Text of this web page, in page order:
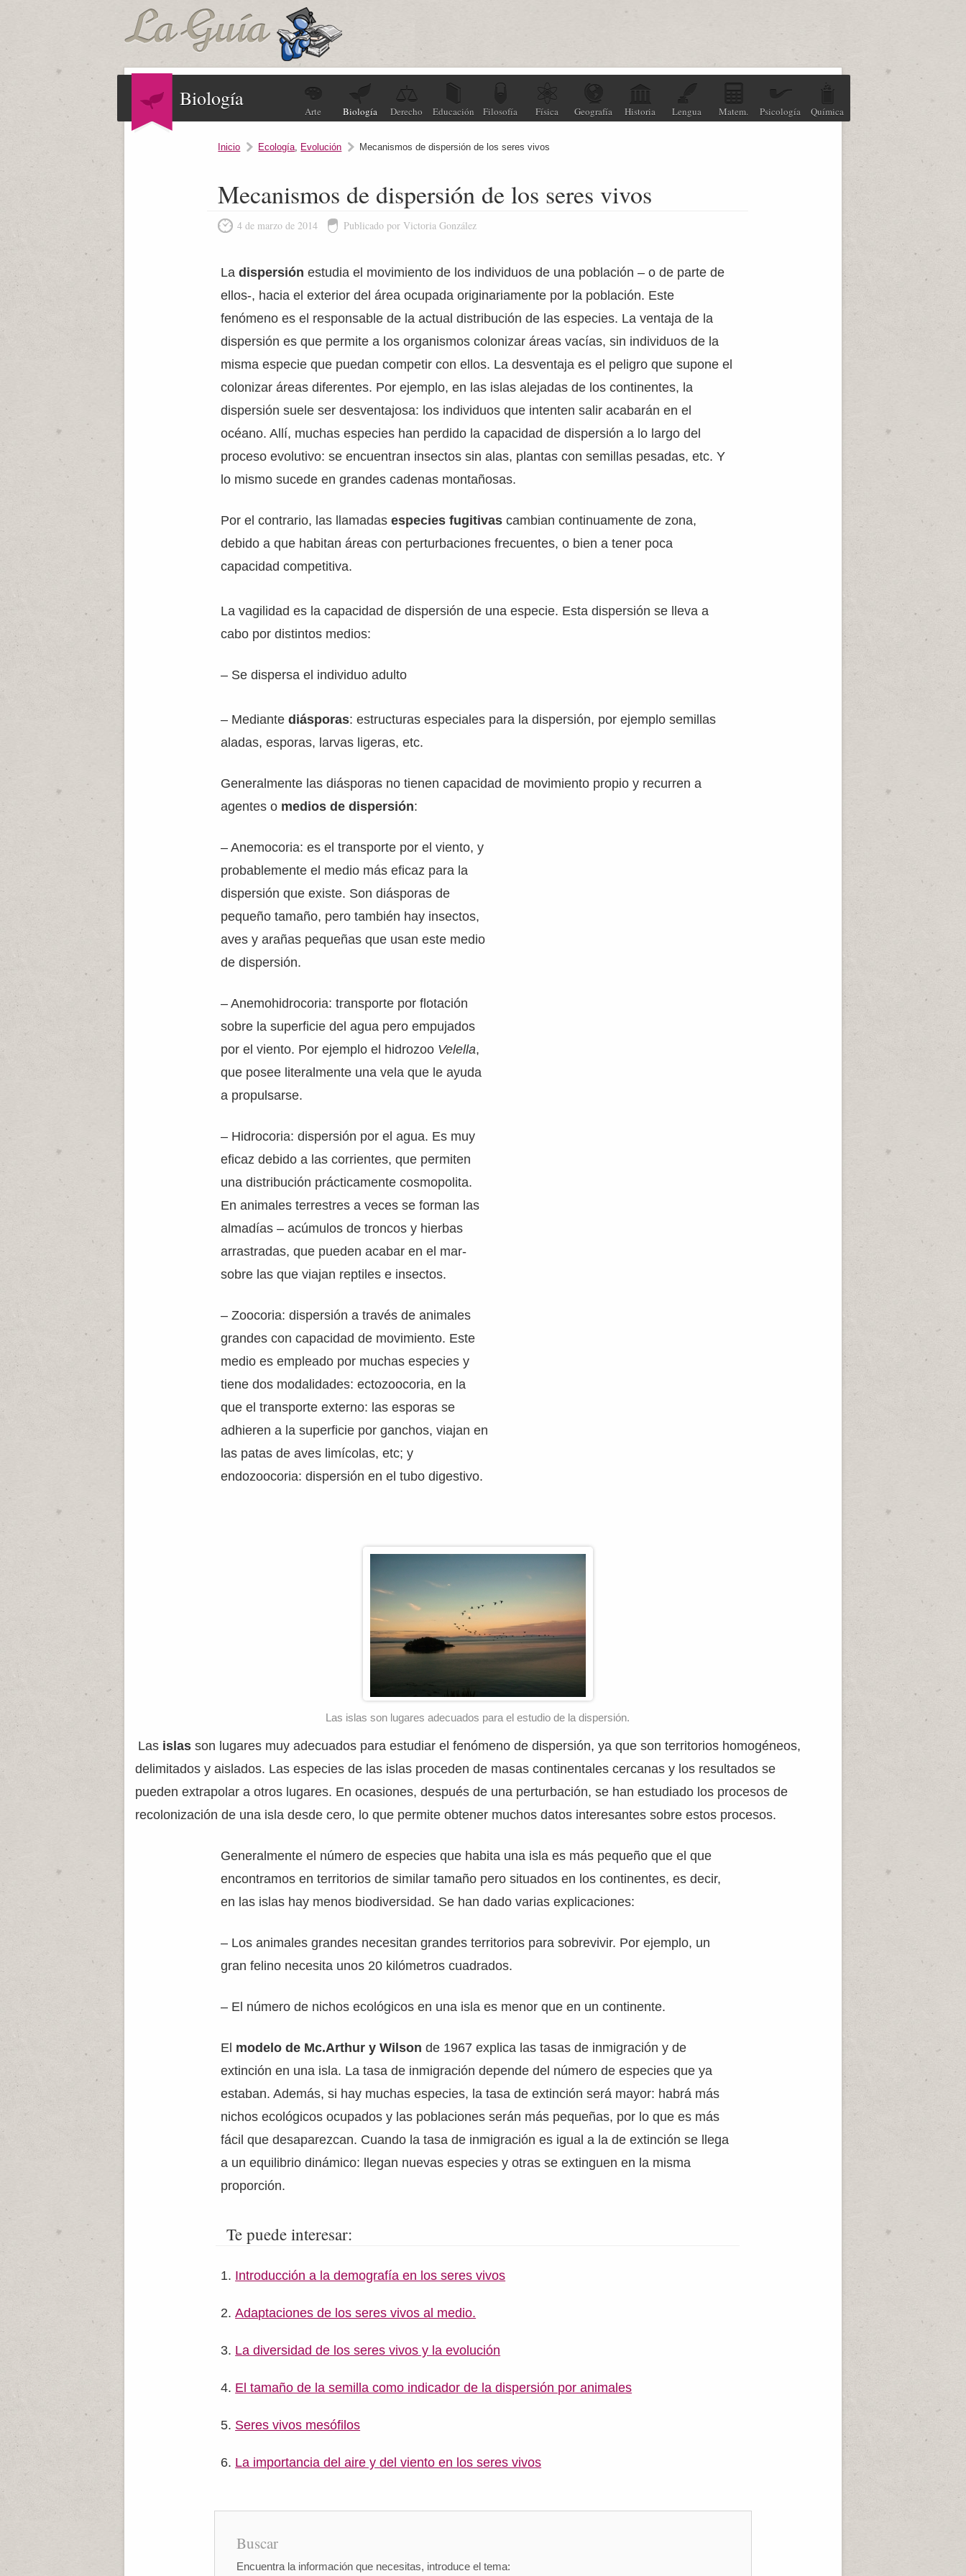
Biología
Arte Biología Derecho Educación Filosofía Física Geografía Historia Lengua Matem. Psicología Química
Inicio Ecología, Evolución Mecanismos de dispersión de los seres vivos
Mecanismos de dispersión de los seres vivos
4 de marzo de 2014 Publicado por Victoria González
Ladispersión estudia el movimiento de los individuos de una población – o de parte de
ellos-, hacia el exterior del área ocupada originariamente por la población. Este
fenómeno es el responsable de la actual distribución de las especies. La ventaja de la
dispersión es que permite a los organismos colonizar áreas vacías, sin individuos de la
misma especie que puedan competir con ellos. La desventaja es el peligro que supone el
colonizar áreas diferentes. Por ejemplo, en las islas alejadas de los continentes, la
dispersión suele ser desventajosa: los individuos que intenten salir acabarán en el
océano. Allí, muchas especies han perdido la capacidad de dispersión a lo largo del
proceso evolutivo: se encuentran insectos sin alas, plantas con semillas pesadas, etc. Y
lo mismo sucede en grandes cadenas montañosas.
Por el contrario, las llamadasespecies fugitivas cambian continuamente de zona,
debido a que habitan áreas con perturbaciones frecuentes, o bien a tener poca
capacidad competitiva.
La vagilidad es la capacidad de dispersión de una especie. Esta dispersión se lleva a
cabo por distintos medios:
– Se dispersa el individuo adulto
– Mediantediásporas: estructuras especiales para la dispersión, por ejemplo semillas
aladas, esporas, larvas ligeras, etc.
Generalmente las diásporas no tienen capacidad de movimiento propio y recurren a
agentes o medios de dispersión:
– Anemocoria: es el transporte por el viento, y
probablemente el medio más eficaz para la
dispersión que existe. Son diásporas de
pequeño tamaño, pero también hay insectos,
aves y arañas pequeñas que usan este medio
de dispersión.
– Anemohidrocoria: transporte por flotación
sobre la superficie del agua pero empujados
por el viento. Por ejemplo el hidrozoo Velella,
que posee literalmente una vela que le ayuda
a propulsarse.
– Hidrocoria: dispersión por el agua. Es muy
eficaz debido a las corrientes, que permiten
una distribución prácticamente cosmopolita.
En animales terrestres a veces se forman las
almadías – acúmulos de troncos y hierbas
arrastradas, que pueden acabar en el mar-
sobre las que viajan reptiles e insectos.
– Zoocoria: dispersión a través de animales
grandes con capacidad de movimiento. Este
medio es empleado por muchas especies y
tiene dos modalidades: ectozoocoria, en la
que el transporte externo: las esporas se
adhieren a la superficie por ganchos, viajan en
las patas de aves limícolas, etc; y
endozoocoria: dispersión en el tubo digestivo.
Las islas son lugares adecuados para el estudio de la dispersión.
Las islas son lugares muy adecuados para estudiar el fenómeno de dispersión, ya que son territorios homogéneos,
delimitados y aislados. Las especies de las islas proceden de masas continentales cercanas y los resultados se
pueden extrapolar a otros lugares. En ocasiones, después de una perturbación, se han estudiado los procesos de
recolonización de una isla desde cero, lo que permite obtener muchos datos interesantes sobre estos procesos.
Generalmente el número de especies que habita una isla es más pequeño que el que
encontramos en territorios de similar tamaño pero situados en los continentes, es decir,
en las islas hay menos biodiversidad. Se han dado varias explicaciones:
– Los animales grandes necesitan grandes territorios para sobrevivir. Por ejemplo, un
gran felino necesita unos 20 kilómetros cuadrados.
– El número de nichos ecológicos en una isla es menor que en un continente.
El modelo de Mc.Arthur y Wilson de 1967 explica las tasas de inmigración y de
extinción en una isla. La tasa de inmigración depende del número de especies que ya
estaban. Además, si hay muchas especies, la tasa de extinción será mayor: habrá más
nichos ecológicos ocupados y las poblaciones serán más pequeñas, por lo que es más
fácil que desaparezcan. Cuando la tasa de inmigración es igual a la de extinción se llega
a un equilibrio dinámico: llegan nuevas especies y otras se extinguen en la misma
proporción.
Te puede interesar:
Introducción a la demografía en los seres vivos
Adaptaciones de los seres vivos al medio.
La diversidad de los seres vivos y la evolución
El tamaño de la semilla como indicador de la dispersión por animales
Seres vivos mesófilos
La importancia del aire y del viento en los seres vivos
Buscar
Encuentra la información que necesitas, introduce el tema: